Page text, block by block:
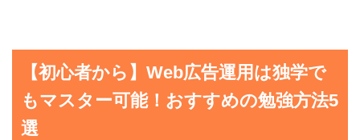
【初心者から】Web広告運用は独学で
もマスター可能！おすすめの勉強方法5
選